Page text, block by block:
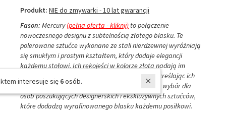
Produkt: NIE do zmywarki - 10 lat gwarancji
Fason: Mercury(pełna oferta - kliknij) to połączenie
nowoczesnego designu z subtelnością złotego blasku. Te
polerowane sztućce wykonane ze stali nierdzewnej wyróżniają
się smukłym i prostym kształtem, który dodaje elegancji
każdemu stołowi. Ich rękojeści w kolorze złota nadają im
wyjątkowego uroku i luksusowego wyglądu, podkreślając ich
wyjątkowy charakter. Mercury Gold to doskonały wybór dla
osób poszukujących designerskich i ekskluzywnych sztućców,
które dodadzą wyrafinowanego blasku każdemu posiłkowi.
W ostatnich 7 dniach produktem interesuje się6osób.